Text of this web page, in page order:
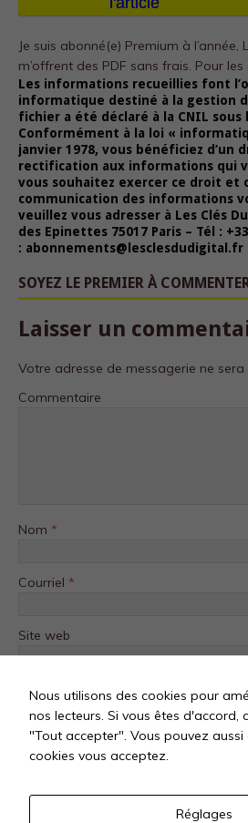
Je suis abonné(e) Premium à l’année,
m’offrent des PDF sans frais. Pour les
Les informations recueillies font
informatique destiné à la gestion
fichier a été déclaré à la CNIL sous
Conformément à la loi «
janvier 1978, vous bénéficiez d’un
rectification aux informations qui
vous souhaitez exercer ce droit et
communication des informations
veuillez vous adresser à Les Clés
des Epinettes 75017 Paris – Tél :
: abonnements@lesclesdudigital.fr
SOYEZ LE PREMIER À
Laisser un
Votre adresse de messagerie ne sera
Commentaire
Nom *
Courriel *
Site web
Nous utilisons des cookies pour
nos lecteurs. Si vous êtes d'accord,
"Tout accepter". Vous pouvez
cookies vous acceptez.
Réglages